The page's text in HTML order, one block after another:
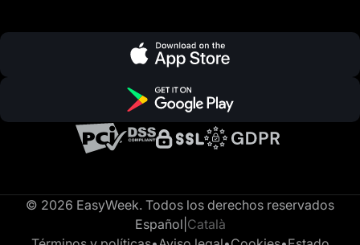
© 2026 EasyWeek. Todos los derechos reservados
Español Català